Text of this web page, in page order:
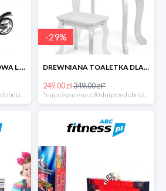
HULAJNOGA ALUMINIOWA L.A. SPORTS SWIFT ZE STOPKĄ -141zł
*najniższa cena z 30 dni przed obniżką
-29%
DREWNIANA TOALETKA DLA DZIEWCZYNKI
249.00 zł349.00 zł*
*najniższa cena z 30 dni przed obniżką